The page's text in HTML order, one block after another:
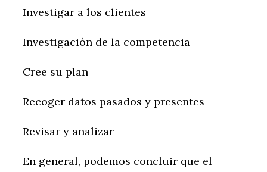
Investigar a los clientes
Investigación de la competencia
Cree su plan
Recoger datos pasados y presentes
Revisar y analizar
En general, podemos concluir que el